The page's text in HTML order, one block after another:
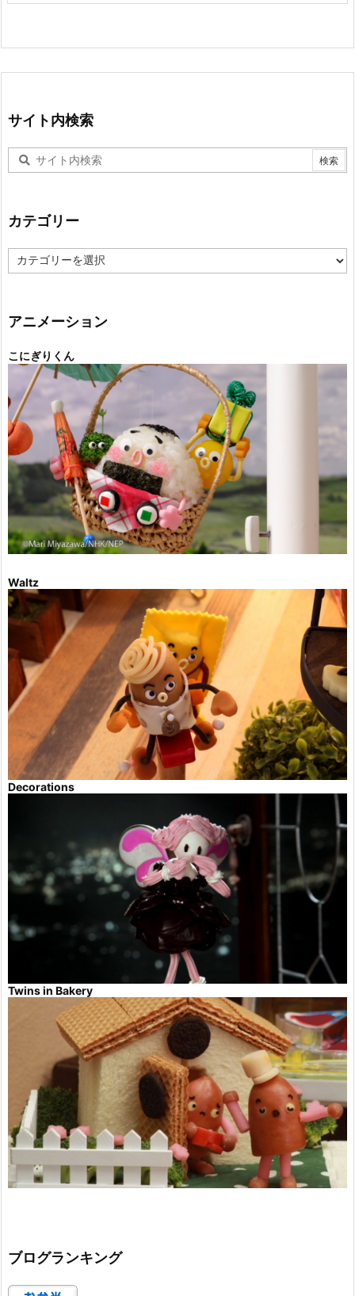
サイト内検索
カテゴリー
テ
ー
アニメーション
こにぎりくん
Waltz
Decorations
Twins in Bakery
ブログランキング